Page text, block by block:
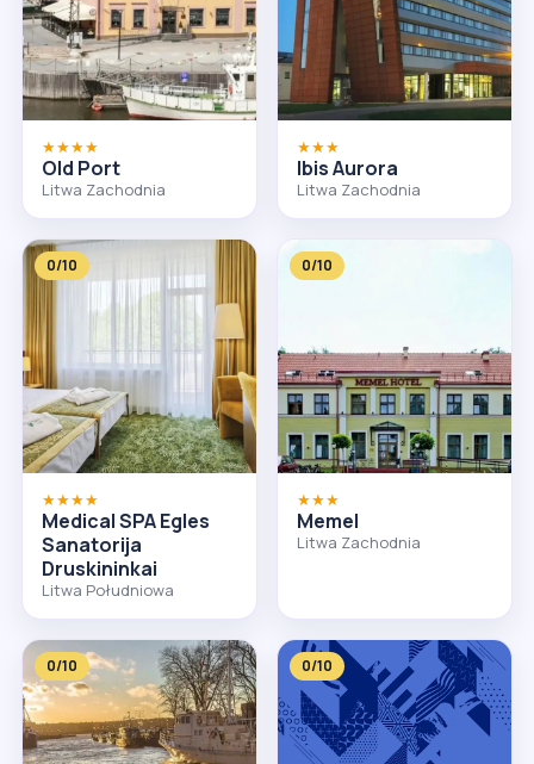
★★★★
Old Port
Litwa Zachodnia
★★★
Ibis Aurora
Litwa Zachodnia
0/10
★★★★
Medical SPA Egles
Sanatorija
Druskininkai
Litwa Południowa
0/10
★★★
Memel
Litwa Zachodnia
0/10 0/10